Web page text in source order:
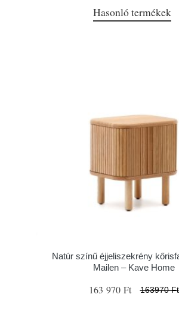
Hasonló termékek
Natúr színű éjjeliszekrény
Mailen – Kave Home
163 970 Ft 163970 Ft